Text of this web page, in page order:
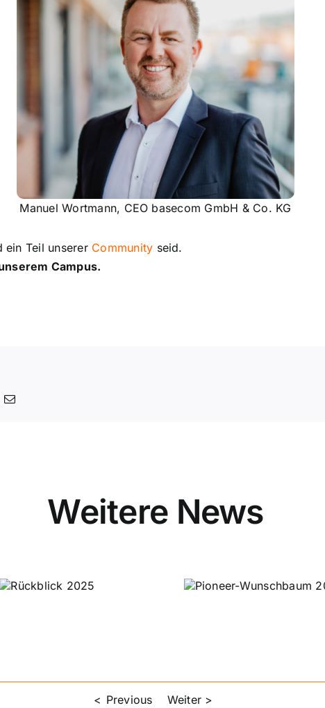
Previous
Manuel Wortmann, CEO basecom GmbH & Co. KG
ein Teil unserer Community seid.
Campus.
E-
Wunschbaum